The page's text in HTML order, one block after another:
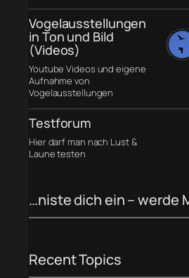
Vogelausstellungen
in Ton und Bild
(Videos)
Youtube Videos und eigene
Aufnahme von
Vogelausstellungen
Testforum
Hier darf man nach Lust &
Laune testen
…niste dich ein – werde
Recent Topics